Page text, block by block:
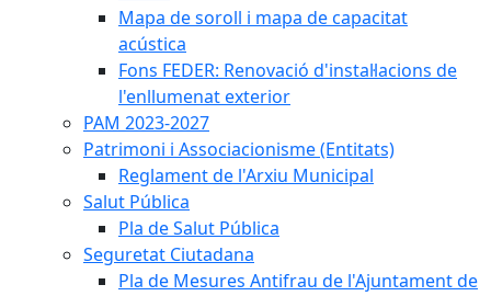
Mapa de soroll i mapa de capacitat
acústica
Fons FEDER: Renovació d'instal·lacions de
l'enllumenat exterior
PAM 2023-2027
Patrimoni i Associacionisme (Entitats)
Reglament de l'Arxiu Municipal
Salut Pública
Pla de Salut Pública
Seguretat Ciutadana
Pla de Mesures Antifrau de l'Ajuntament de